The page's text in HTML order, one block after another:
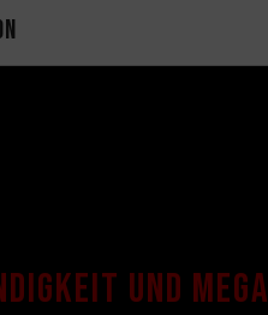
Sie bitte zu den BIOS-
maximal erreichbare
oder Motherboard-
und mega